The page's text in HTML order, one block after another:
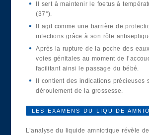
Il sert à maintenir le foetus à
(37°).
Il agit comme une barrière de
infections grâce à son rôle
Après la rupture de la poche des
voies génitales au moment de
facilitant ainsi le passage du bébé.
Il contient des indications précieuses
déroulement de la grossesse.
LES EXAMENS DU LIQUIDE
L’analyse du liquide amniotique révèle